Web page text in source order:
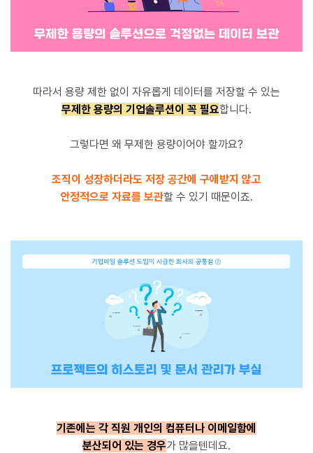
따라서 용량 제한 없이 자유롭게 데이터를 저장할 수 있는
무제한 용량의 기업솔루션이 꼭 필요합니다.
그렇다면 왜 무제한 용량이어야 할까요?
조직이 성장하더라도 저장 공간에 구애받지 않고
안정적으로 자료를 보관할 수 있기 때문이죠.
기존에는 각 직원 개인의 컴퓨터나 이메일함에
분산되어 있는 경우가 많을텐데요.